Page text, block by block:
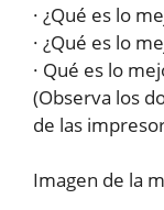
· ¿Qué es lo
· ¿Qué es lo
· Qué es lo
(Observa los
de las
Imagen de la